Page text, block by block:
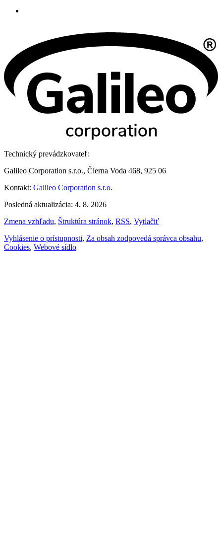
Technický prevádzkovateľ:
Galileo Corporation s.r.o., Čierna Voda 468, 925 06
Kontakt: Galileo Corporation s.r.o.
Posledná aktualizácia: 4. 8. 2026
Zmena vzhľadu, Štruktúra stránok, RSS, Vytlačiť
Vyhlásenie o prístupnosti, Za obsah zodpovedá správca obsahu,
Cookies, Webové sídlo